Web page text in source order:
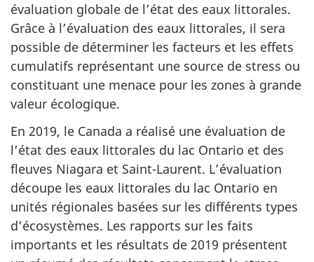
évaluation globale de l’état des eaux littorales.
Grâce à l’évaluation des eaux littorales, il sera
possible de déterminer les facteurs et les effets
cumulatifs représentant une source de stress ou
constituant une menace pour les zones à grande
valeur écologique.
En 2019, le Canada a réalisé une évaluation de
l’état des eaux littorales du lac Ontario et des
fleuves Niagara et Saint-Laurent. L’évaluation
découpe les eaux littorales du lac Ontario en
unités régionales basées sur les différents types
d’écosystèmes. Les rapports sur les faits
importants et les résultats de 2019 présentent